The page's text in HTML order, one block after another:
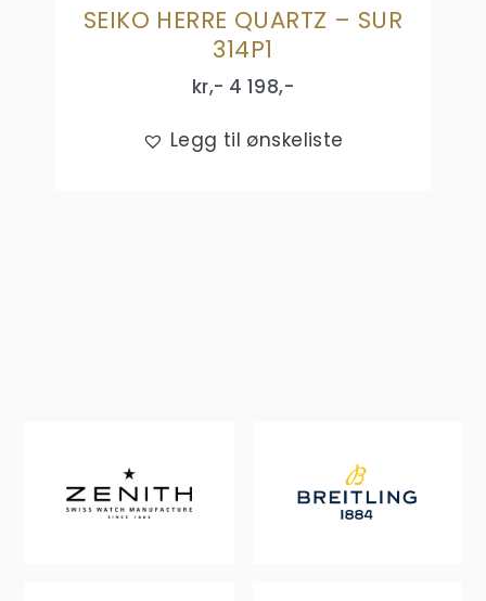
SEIKO HERRE QUARTZ – SUR
314P1
kr,- 4 198,-
Legg til ønskeliste